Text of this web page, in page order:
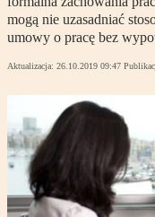
mogą nie uzasadniać
umowy o pracę bez
Aktualizacja: 26.10.2019 09:47